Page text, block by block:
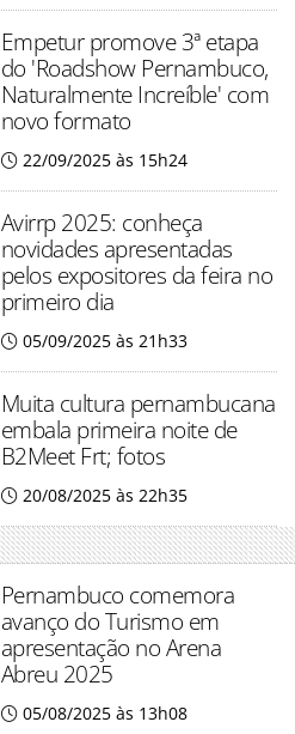
Empetur promove 3ª etapa
do 'Roadshow Pernambuco,
Naturalmente Increíble' com
novo formato
22/09/2025 às 15h24
Avirrp 2025: conheça
novidades apresentadas
pelos expositores da feira no
primeiro dia
05/09/2025 às 21h33
Muita cultura pernambucana
embala primeira noite de
B2Meet Frt; fotos
20/08/2025 às 22h35
Pernambuco comemora
avanço do Turismo em
apresentação no Arena
Abreu 2025
05/08/2025 às 13h08